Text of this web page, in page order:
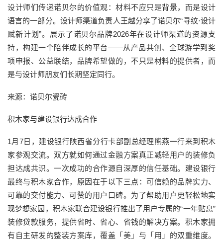
设计师们传递诺贝尔的价值观：材料不应只是背景，而是设计
语言的一部分。设计师渠道负责人王越分享了诺贝尔“寻纹·设计
赋新计划”。展示了诺贝尔品牌2026年在设计师渠道的资源支
持，构建一个陪伴成长的平台——从产品共创、全球游学到奖
项申报、公益联结，品牌希望做的，不只是材料的提供者，而
是与设计师朋友们长期坚定同行。
来源：诺贝尔瓷砖
积木家与建设银行达成合作
1月7日，建设银行陕西省分行卡部副总经理熊燕一行来到积木
家参观交流。双方就如何通过金融方案真正减轻用户的装修负
担达成共识。一次成功的合作源自深厚的信任基础。建设银行
最终与积木家合作，原因在于以下三点：可信赖的品牌实力、
可靠的交付能力、可赞的用户口碑。为了帮助用户更轻松地实
现梦想家园，积木家联合建设银行推出了用户专属的“一年贴息”
装修贷款服务，提供省时、省心、省钱的解决方案。积木家拥
有自主研发的整装方案库，覆盖「美」与「用」的双重维度。